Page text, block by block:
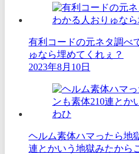
有利コードの元ネタ調べ
ゅなら埋めてくれぇ？
2023年8月10日
ヘルム素体ハマったら地
連とかいう地獄みたから